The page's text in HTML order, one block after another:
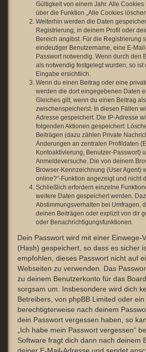
Gültigkeit von einem Jahr. Alle
über die Funktion „Alle Cookies
Weiterhin werden die Daten
Registrierung, in deinem Profil oder
Bereich angibst. Für die Registrierung
eindeutiger Benutzername, eine E-
Passwort notwendig. Wenn durch den
als notwendig festgelegt wurden, so ist
Eingabe ersichtlich.
Wenn du einen Beitrag oder eine
werden die dort eingegebenen Daten
Gleiches gilt, wenn du einen Beitrag
zwischenspeicherst. In diesen Fällen
Adresse gespeichert. Die IP-Adresse
folgenden Aktionen gespeichert:
Beiträgen (dazu zählen Private
Änderungen an zentralen Profildaten
Kontoaktivierung, Benutzer-Passwort)
Anmeldeversuche. Die von deinem
Browser-Kennzeichnung (User Agent)
online?“-Funktion angezeigt und nicht
Schließlich erfordern einzelne
weitere Daten gespeichert werden.
Abstimmungsverhalten bei Umfragen,
deinen Beiträgen oder explizit von dir
oder Benachrichtigungsfunktionen.
Dein Passwort wird mit einer Einwege-
(Hash) gespeichert, so dass es sicher
empfohlen, dieses Passwort nicht auf
Webseiten zu verwenden. Das
zu deinem Benutzerkonto für das
sorgsam um. Insbesondere wird dich
Betreibers, von phpBB Limited oder
berechtigterweise nach deinem
dein Passwort vergessen haben, so
„Ich habe mein Passwort vergessen“
Software fragt dich dann nach deinem